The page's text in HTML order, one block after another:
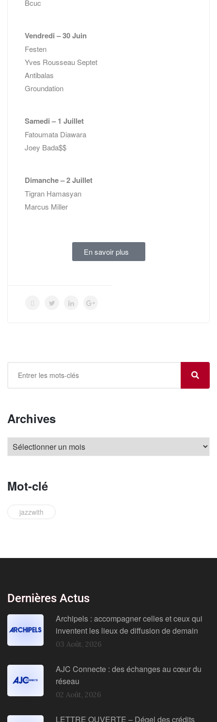
Bcuc
Vendredi – 30 Juin
Festen
Yves Rousseau Septet
Antibalas
Groundation
Samedi – 1 Juillet
Fatoumata Diawara
Joey Bada$$
Dimanche – 2 Juillet
Tigran Hamasyan
Marcus Miller
En savoir plus
Archives
Mot-clé
jazzwith
Dernières Actus
Archipels : accompagner celles et ceux qui
inventent les lieux de diffusion de demain
03 Août, 2026
AJC Connecte : des échanges au cœur du
réseau
02 Août, 2026
LETTRE OUVERTE – Dégel des crédits